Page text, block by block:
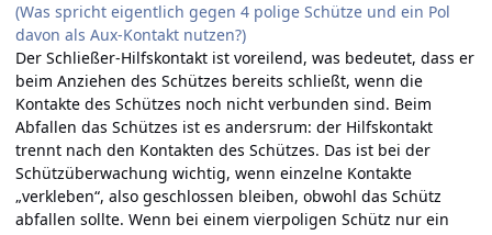
(Was spricht eigentlich gegen 4 polige Schütze und ein Pol
davon als Aux-Kontakt nutzen?)
Der Schließer-Hilfskontakt ist voreilend, was bedeutet, dass er
beim Anziehen des Schützes bereits schließt, wenn die
Kontakte des Schützes noch nicht verbunden sind. Beim
Abfallen das Schützes ist es andersrum: der Hilfskontakt
trennt nach den Kontakten des Schützes. Das ist bei der
Schützüberwachung wichtig, wenn einzelne Kontakte
„verkleben“, also geschlossen bleiben, obwohl das Schütz
abfallen sollte. Wenn bei einem vierpoligen Schütz nur ein